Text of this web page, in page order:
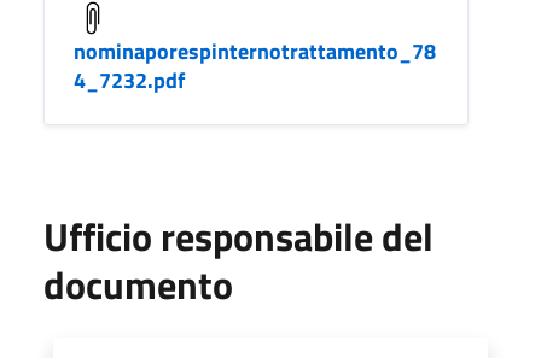
nominaporespinternotrattamento_78
4_7232.pdf
Ufficio responsabile del
documento